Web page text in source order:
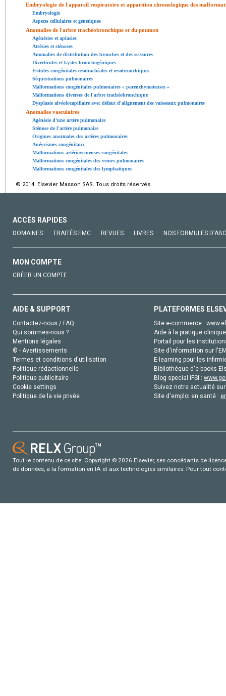
Embryologie de l'appareil respiratoire et apparition chronologique des
Embryologie
Aspects cellulaires et génétiques
Anomalies de l'arbre trachéobronchique et du poumon
Agénésies et aplasies
Atrésies et sténoses
Anomalies de distribution des bronches et des scissures
Diverticules et kystes bronchogéniques
Fistules congénitales œsotrachéales et œsobronchiques
Séquestrations pulmonaires
Malformations congénitales pulmonaires « parenchymateuses »
Malformations diverses de l'arbre trachéobronchique
Dysplasie alvéolocapillaire avec défaut d'alignement des vaisseaux pulmonaires
Anomalies vasculaires
Agénésie d'une artère pulmonaire
Sténose de l'artère pulmonaire
Origines anormales des artères pulmonaires
Anévrismes congénitaux
Malformations artérioveineuses congénitales
Malformations congénitales des veines pulmonaires
Malformations congénitales des lymphatiques
© 2014 Elsevier Masson SAS. Tous droits réservés.
ACCÈS RAPIDES
DOMAINES TRAITÉS EMC REVUES LIVRES NOS FORMULES
MON COMPTE
CRÉER UN COMPTE
AIDE & SUPPORT
Contactez-nous / FAQ
Qui sommes-nous ?
Mentions légales
© - Avertissements
Termes et conditions d'utilisation
Politique rédactionnelle
Politique publicitaire
Cookie settings
Politique de la vie privée
PLATEFORMES
Site e-commerce :
Aide à la pratique
Portail pour les
Site d'information sur
E-learning pour les
Bibliothèque d'e-books
Blog special IFSI :
Suivez notre actualité
Site d'emploi en santé :
Tout le contenu de ce site: Copyright © 2026 Elsevier, ses concédants de
de données, a la formation en IA et aux technologies similaires. Pour tout